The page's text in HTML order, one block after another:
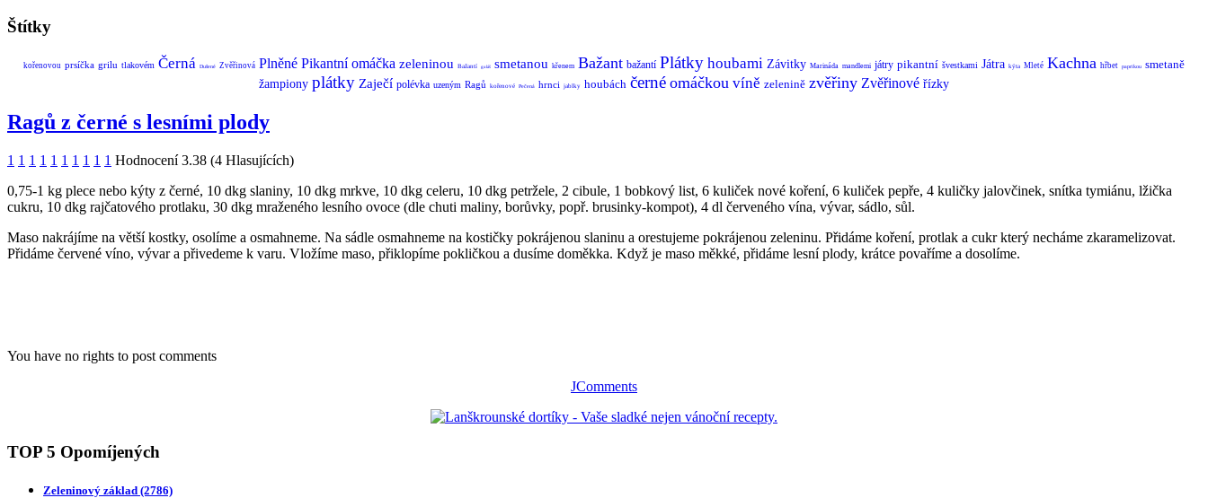
Štítky
kořenovou prsíčka grilu tlakovém Černá Dušené Zvěřinová Plněné Pikantní omáčka zeleninou Bažantí guláš smetanou křenem Bažant bažantí Plátky houbami Závitky Marináda mandlemi játry pikantní švestkami Játra kýta Mleté Kachna hřbet paprikou
smetaně
žampiony plátky Zaječí polévka uzeným Ragů kořenové Pečená hrnci jablky houbách černé omáčkou víně zelenině zvěřiny Zvěřinové řízky
Ragů z černé s lesními plody
1 1 1 1 1 1 1 1 1 1 Hodnocení 3.38 (4 Hlasujících)
0,75-1 kg plece nebo kýty z černé, 10 dkg slaniny, 10 dkg mrkve, 10 dkg celeru, 10 dkg petržele, 2 cibule, 1 bobkový list, 6 kuliček nové koření, 6 kuliček pepře, 4 kuličky jalovčinek, snítka tymiánu, lžička
cukru, 10 dkg rajčatového protlaku, 30 dkg mraženého lesního ovoce (dle chuti maliny, borůvky, popř. brusinky-kompot), 4 dl červeného vína, vývar, sádlo, sůl.
Maso nakrájíme na větší kostky, osolíme a osmahneme. Na sádle osmahneme na kostičky pokrájenou slaninu a orestujeme pokrájenou zeleninu. Přidáme koření, protlak a cukr který necháme zkaramelizovat.
Přidáme červené víno, vývar a přivedeme k varu. Vložíme maso, přiklopíme pokličkou a dusíme doměkka. Když je maso měkké, přidáme lesní plody, krátce povaříme a dosolíme.
You have no rights to post comments
JComments
TOP 5 Opomíjených
Zeleninový základ (2786)